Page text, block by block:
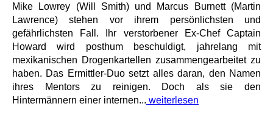
Mike Lowrey (Will Smith) und Marcus Burnett (Martin
Lawrence) stehen vor ihrem persönlichsten und
gefährlichsten Fall. Ihr verstorbener Ex-Chef Captain
Howard wird posthum beschuldigt, jahrelang mit
mexikanischen Drogenkartellen zusammengearbeitet zu
haben. Das Ermittler-Duo setzt alles daran, den Namen
ihres Mentors zu reinigen. Doch als sie den
Hintermännern einer internen... weiterlesen